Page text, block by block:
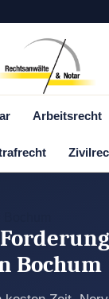
Arbeitsrecht
Bochum